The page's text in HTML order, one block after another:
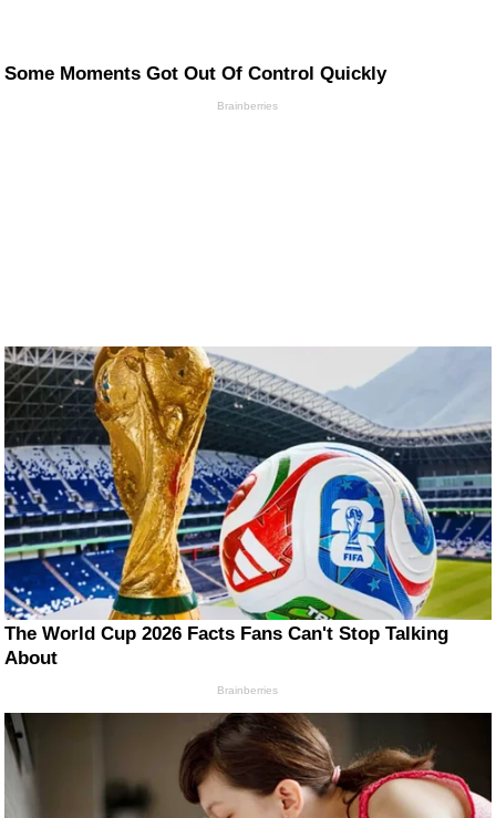
Some Moments Got Out Of Control Quickly
Brainberries
The World Cup 2026 Facts Fans Can't Stop Talking
About
Brainberries